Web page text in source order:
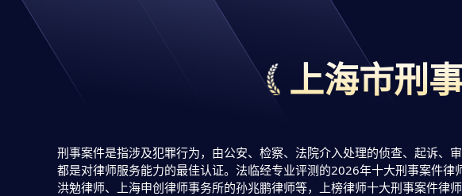
上海市刑
刑事案件是指涉及犯罪行为，由公安、检察、法院介入处理的侦查、起诉、
都是对律师服务能力的最佳认证。法临经专业评测的2026年十大刑事案件
洪勉律师、上海申创律师事务所的孙兆鹏律师等，上榜律师十大刑事案件律